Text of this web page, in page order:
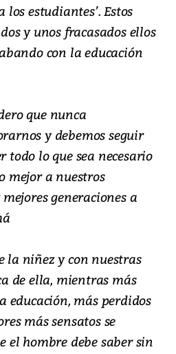
estudiantes’. Estos
y unos fracasados ellos
con la educación
que nunca
y debemos seguir
lo que sea necesario
mejor a nuestros
generaciones a
la niñez y con nuestras
de ella, mientras más
educación, más perdidos
más sensatos se
el hombre debe saber sin